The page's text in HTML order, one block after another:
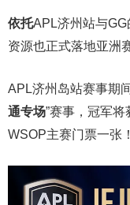
依托APL济州站与
资源也正式落地亚洲
APL济州岛站赛事期
通专场”赛事，冠军
WSOP主赛门票一张！